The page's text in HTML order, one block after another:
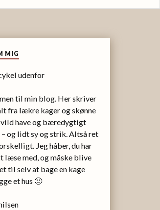
MIG
til min blog. Her skriver
fra lækre kager og skønne
have og bæredygtigt
og lidt sy og strik. Altså ret
Jeg håber, du har
læse med, og måske blive
til selv at bage en kage
et hus 🙂